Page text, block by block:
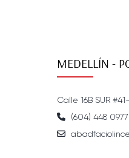
MEDELLÍN -
Calle 16B SUR
(604) 448 0977